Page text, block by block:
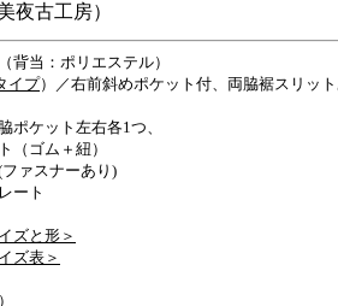
夜古工房）
背当：ポリエステル）
イプ）／右前斜めポケット付、両脇裾スリット
ポケット左右各1つ、
（ゴム＋紐）
ァスナーあり)
ート
ズと形＞
ズ表＞